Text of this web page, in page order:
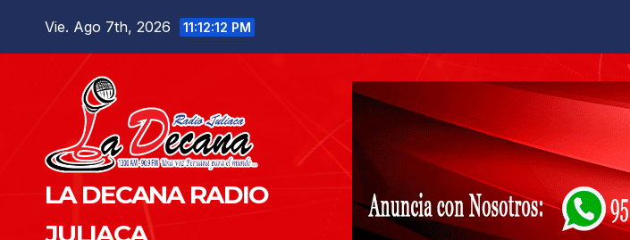
Vie. Ago 7th, 2026 11:12:14 PM
LA DECANA RADIO
JULIACA